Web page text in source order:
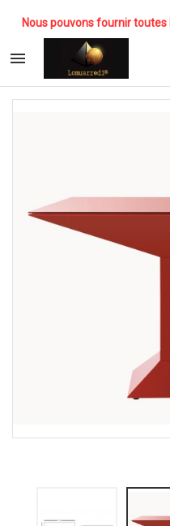
Nous pouvons fournir
